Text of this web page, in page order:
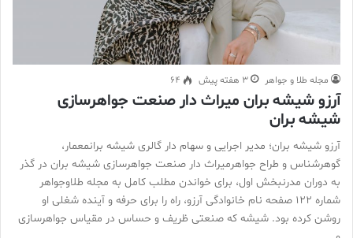
مجله طلا و جواهر 3 هفته پیش 64
آرزو شیشه بران میراث دار صنعت جواهرسازی
شیشه بران
آرزو شیشه بران؛ مدیر اجرایی و سهام دار گالری شیشه برانمعمار،
گوهرشناس و طراح جواهرمیراث دار صنعت جواهرسازی شیشه بران در گذر
به دوران مدرنبخش اول، برای خواندن مطلب کامل به مجله طلاوجواهر
شماره 122 صفحه نام خانوادگی آرزو، راه را برای حرفه و آینده شغلی او
روشن کرده بود. شیشه که صنعتی ظریف و حساس در مقیاس جواهرسازی